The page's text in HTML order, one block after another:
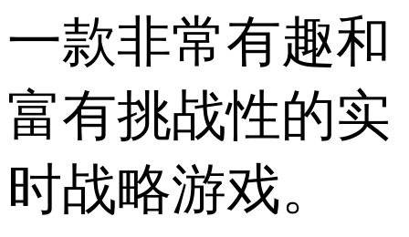
一款非常有趣和
富有挑战性的实
时战略游戏。